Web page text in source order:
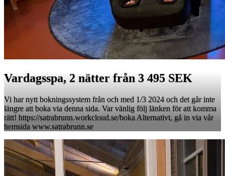
Vardagsspa, 2 nätter från 3 495 SEK
Vi har nytt bokningssystem från och med 1/3 2024 och det går inte
längre att boka via denna sida. Var vänlig följ länken för att komma
rätt! https://satrabrunn.workcloud.se/boka Alternativt, gå in via vår
hemsida www.satrabrunn.se